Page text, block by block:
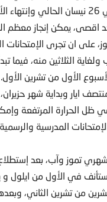
أ – في حال إعلان رفع التعبئة العامة
يمكن إنجاز معظم
على ان تجرى
وإجراء الدورة الثانية بدءا من 18 آب
الأول من تشرين الأول.
ايار وبداية شهر
الحرارة المرتفعة
المدرسية
تموز وآب، بعد إستطلاع
في الأول من ايلول